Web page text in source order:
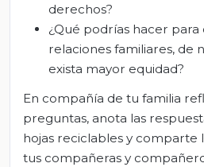
derechos?
¿Qué podrías hacer para
relaciones familiares, de
exista mayor equidad?
En compañía de tu familia
preguntas, anota las
hojas reciclables y comparte
tus compañeras y